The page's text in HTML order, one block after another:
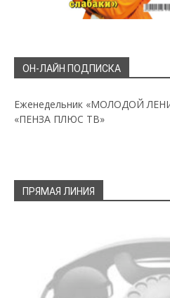
ОН-ЛАЙН ПОДПИСКА
Еженедельник «МОЛОДОЙ
«ПЕНЗА ПЛЮС ТВ»
ПРЯМАЯ ЛИНИЯ